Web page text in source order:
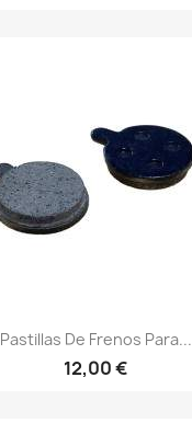
Pastillas De Frenos Para...
12,00 €